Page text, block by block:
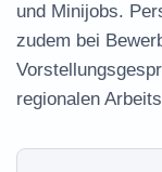
und Minijobs.
zudem bei
regionalen